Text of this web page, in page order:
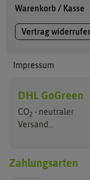
Warenkorb/ Kasse
Vertrag
Impressum
DHL GoGreen
CO2 - neutraler
Versand...
Zahlungsarten